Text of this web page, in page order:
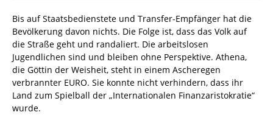
Bis auf Staatsbedienstete und Transfer-Empfänger hat die
Bevölkerung davon nichts. Die Folge ist, dass das Volk auf
die Straße geht und randaliert. Die arbeitslosen
Jugendlichen sind und bleiben ohne Perspektive. Athena,
die Göttin der Weisheit, steht in einem Ascheregen
verbrannter EURO. Sie konnte nicht verhindern, dass ihr
Land zum Spielball der „Internationalen Finanzaristokratie“
wurde.